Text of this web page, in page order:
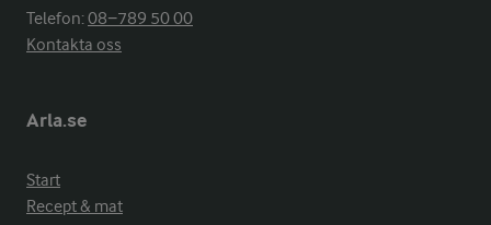
Telefon:08−789 50 00
Kontakta oss
Arla.se
Start
Recept & mat